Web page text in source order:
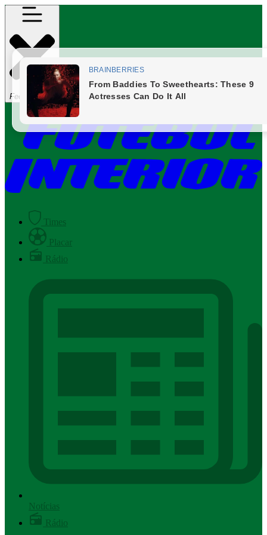
Fechar Menu
Times
Placar
Rádio
Notícias
Rádio